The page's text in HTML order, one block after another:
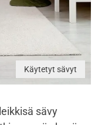
Käytetyt sävyt
sävy